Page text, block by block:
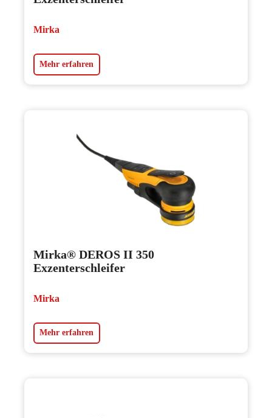
Mirka
Mehr erfahren
Mirka® DEROS II 350
Exzenterschleifer
Mirka
Mehr erfahren